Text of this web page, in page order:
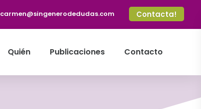
carmen@singenerodedudas.com Contacta!
Quién Publicaciones Contacto